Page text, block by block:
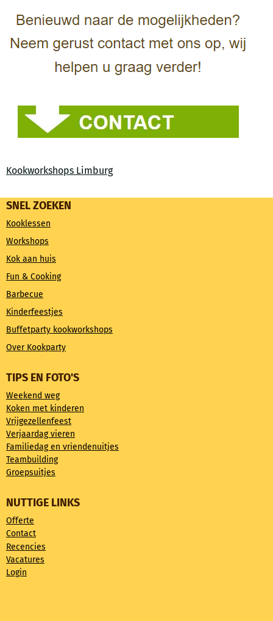
Kookworkshops Limburg
SNEL ZOEKEN
Kooklessen
Workshops
Kok aan huis
Fun & Cooking
Barbecue
Kinderfeestjes
Buffetparty kookworkshops
Over Kookparty
TIPS EN FOTO'S
Weekend weg
Koken met kinderen
Vrijgezellenfeest
Verjaardag vieren
Familiedag en vriendenuitjes
Teambuilding
Groepsuitjes
NUTTIGE LINKS
Offerte
Contact
Recencies
Vacatures
Login